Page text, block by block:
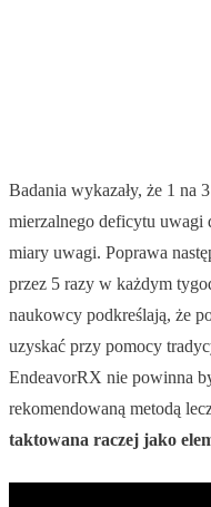
Badania wykazały, że 1 na
mierzalnego deficytu uwagi
miary uwagi. Poprawa
przez 5 razy w każdym
naukowcy podkreślają, że
uzyskać przy pomocy
EndeavorRX nie powinna
rekomendowaną metodą
taktowana raczej jako